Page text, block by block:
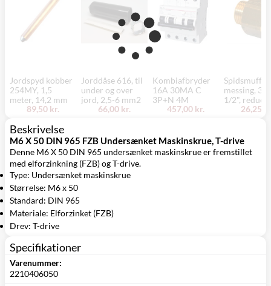
Jordspyd kobber
254MY, 1,5
meter, 14,2 mm
89,50 kr.
Jorddåse 616, til
under og over
jord, 2,5-6 mm2
66,00 kr.
Kombiafbryder
16A 30MA C
3P+N 4M
457,00 kr.
Spidsmuffe,
messing, 3/
1/2",
26,25
Beskrivelse
M6 X 50 DIN 965 FZB Undersænket Maskinskrue, T-drive
Denne M6 X 50 DIN 965 undersænket maskinskrue er fremstillet
med elforzinkning (FZB) og T-drive.
Type: Undersænket maskinskrue
Størrelse: M6 x 50
Standard: DIN 965
Materiale: Elforzinket (FZB)
Drev: T-drive
Specifikationer
Varenummer:
2210406050